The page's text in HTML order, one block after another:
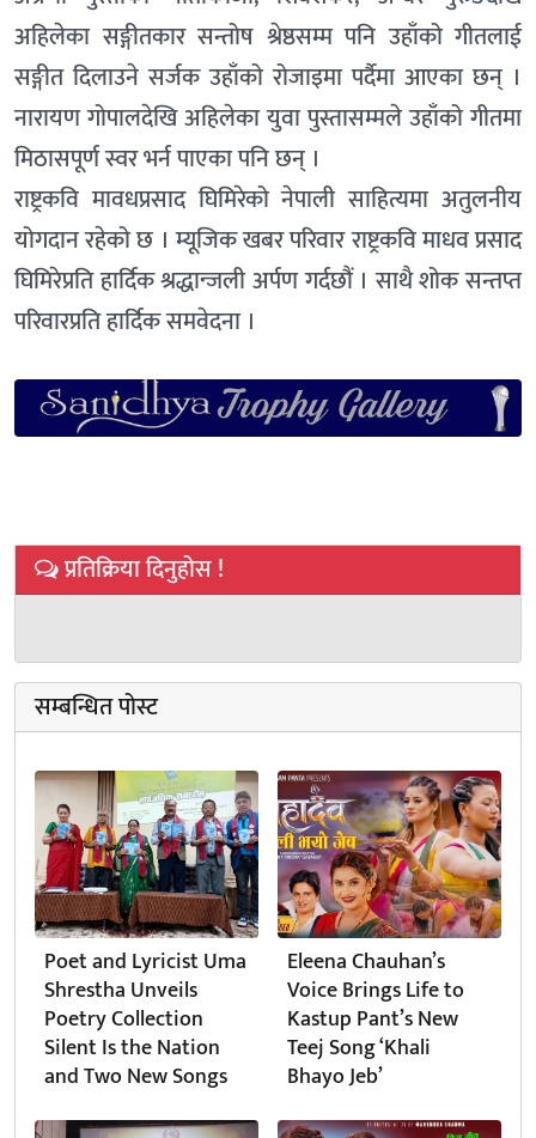
अहिलेका सङ्गीतकार सन्तोष श्रेष्ठसम्म पनि उहाँको गीतलाई
सङ्गीत दिलाउने सर्जक उहाँको रोजाइमा पर्दैमा आएका छन् ।
नारायण गोपालदेखि अहिलेका युवा पुस्तासम्मले उहाँको गीतमा
मिठासपूर्ण स्वर भर्न पाएका पनि छन् ।
राष्ट्रकवि मावधप्रसाद घिमिरेको नेपाली साहित्यमा अतुलनीय
योगदान रहेको छ । म्यूजिक खबर परिवार राष्ट्रकवि माधव प्रसाद
घिमिरेप्रति हार्दिक श्रद्धान्जली अर्पण गर्दछौं । साथै शोक सन्तप्त
परिवारप्रति हार्दिक समवेदना ।
प्रतिक्रिया दिनुहोस !
सम्बन्धित पोस्ट
Poet and Lyricist Uma
Shrestha Unveils
Poetry Collection
Silent Is the Nation
and Two New Songs
Eleena Chauhan’s
Voice Brings Life to
Kastup Pant’s New
Teej Song ‘Khali
Bhayo Jeb’